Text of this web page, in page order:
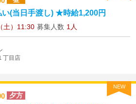
(当日手渡し) ★時給1,200円
土）11:30 募集人数 1人
丁目店
NEW
夕方